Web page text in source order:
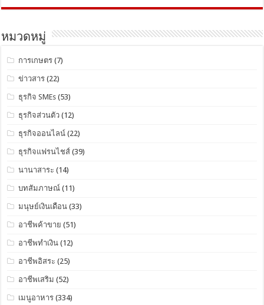
หมวดหมู่
การเกษตร (7)
ข่าวสาร (22)
ธุรกิจ SMEs (53)
ธุรกิจส่วนตัว (12)
ธุรกิจออนไลน์ (22)
ธุรกิจแฟรนไชส์ (39)
นานาสาระ (14)
บทสัมภาษณ์ (11)
มนุษย์เงินเดือน (33)
อาชีพค้าขาย (51)
อาชีพทำเงิน (12)
อาชีพอิสระ (25)
อาชีพเสริม (52)
เมนูอาหาร (334)